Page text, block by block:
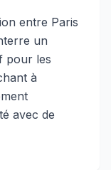
entre Paris
un
pour les
à
avec de